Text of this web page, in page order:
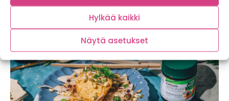
Hylkää kaikki
Näytä asetukset